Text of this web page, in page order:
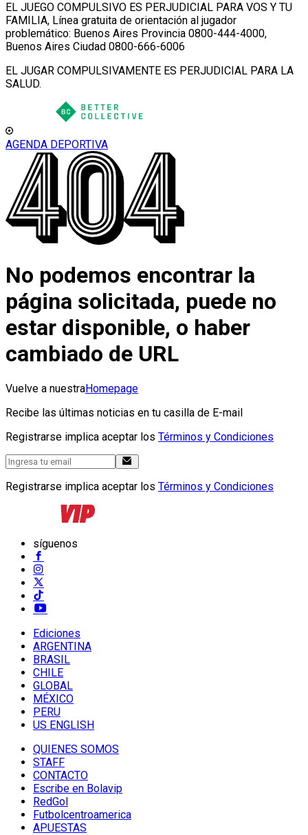
EL JUEGO COMPULSIVO ES PERJUDICIAL PARA VOS Y TU
FAMILIA, Línea gratuita de orientación al jugador
problemático: Buenos Aires Provincia 0800-444-4000,
Buenos Aires Ciudad 0800-666-6006
EL JUGAR COMPULSIVAMENTE ES PERJUDICIAL PARA LA
SALUD.
AGENDA DEPORTIVA
No podemos encontrar la
página solicitada, puede no
estar disponible, o haber
cambiado de URL
Vuelve a nuestraHomepage
Recibe las últimas noticias en tu casilla de E-mail
Registrarse implica aceptar los Términos y Condiciones
Registrarse implica aceptar los Términos y Condiciones
síguenos
Ediciones
ARGENTINA
BRASIL
CHILE
GLOBAL
MÉXICO
PERU
US ENGLISH
QUIENES SOMOS
STAFF
CONTACTO
Escribe en Bolavip
RedGol
Futbolcentroamerica
APUESTAS